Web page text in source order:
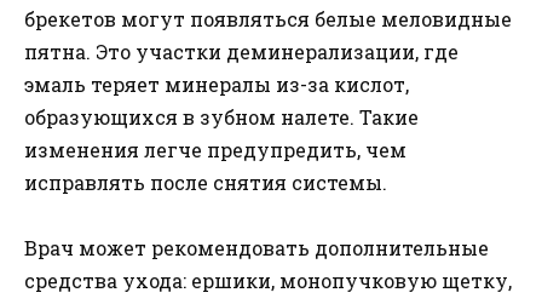
брекетов могут появляться белые меловидные
пятна. Это участки деминерализации, где
эмаль теряет минералы из-за кислот,
образующихся в зубном налете. Такие
изменения легче предупредить, чем
исправлять после снятия системы.
Врач может рекомендовать дополнительные
средства ухода: ершики, монопучковую щетку,